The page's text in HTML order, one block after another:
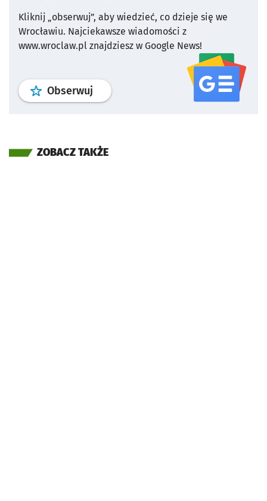
Kliknij „obserwuj”, aby wiedzieć, co dzieje się we
Wrocławiu. Najciekawsze wiadomości z
www.wroclaw.pl znajdziesz w Google News!
Obserwuj profil serwisu
ZOBACZ TAKŻE